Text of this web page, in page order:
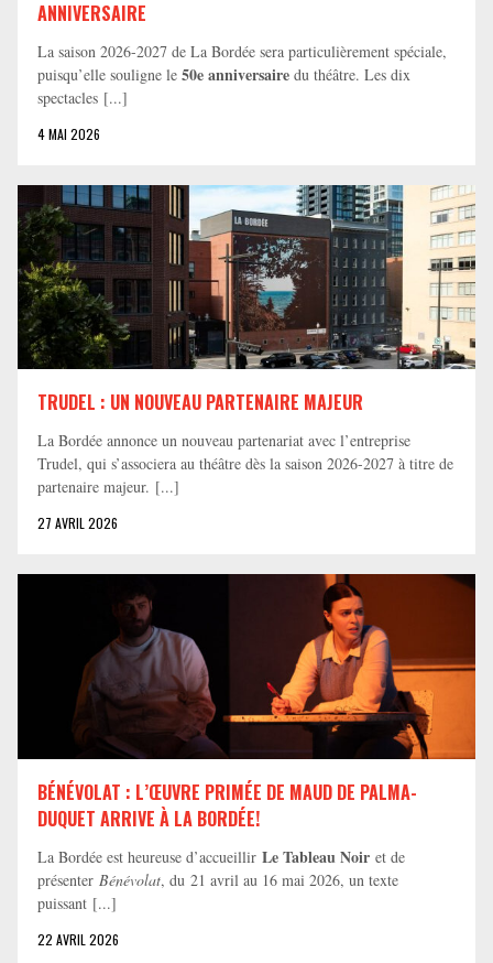
ANNIVERSAIRE
La saison 2026-2027 de La Bordée sera particulièrement spéciale,
puisqu’elle souligne le 50e anniversaire du théâtre. Les dix
spectacles [...]
4 MAI 2026
TRUDEL : UN NOUVEAU PARTENAIRE MAJEUR
La Bordée annonce un nouveau partenariat avec l’entreprise
Trudel, qui s’associera au théâtre dès la saison 2026-2027 à titre de
partenaire majeur. [...]
27 AVRIL 2026
BÉNÉVOLAT : L’ŒUVRE PRIMÉE DE MAUD DE PALMA-
DUQUET ARRIVE À LA BORDÉE!
La Bordée est heureuse d’accueillir Le Tableau Noir et de
présenter Bénévolat, du 21 avril au 16 mai 2026, un texte
puissant [...]
22 AVRIL 2026